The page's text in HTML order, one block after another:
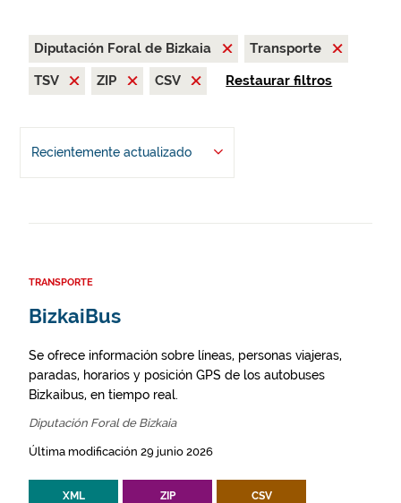
Diputación Foral de Bizkaia
Transporte
TSV
ZIP CSV Restaurar filtros
Recientemente actualizado
TRANSPORTE
BizkaiBus
Se ofrece información sobre líneas, personas viajeras,
paradas, horarios y posición GPS de los autobuses
Bizkaibus, en tiempo real.
Diputación Foral de Bizkaia
Última modificación 29 junio 2026
XML ZIP CSV